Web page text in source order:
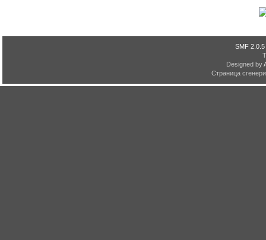
SMF 2.0.5
Designed by
Страница